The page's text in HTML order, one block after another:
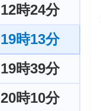
12時24分
19時13分
19時39分
20時10分